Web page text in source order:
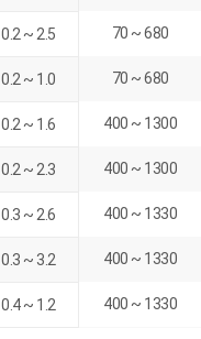
0.2 ~ 2.5 70 ~ 680
0.2 ~ 1.0 70 ~ 680
0.2 ~ 1.6 400 ~ 1300
0.2 ~ 2.3 400 ~ 1300
0.3 ~ 2.6 400 ~ 1330
0.3 ~ 3.2 400 ~ 1330
0.4 ~ 1.2 400 ~ 1330